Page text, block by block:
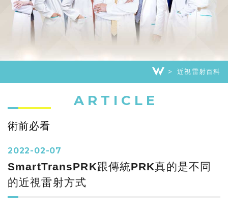
近視雷射百科
ARTICLE
術前必看
2022-02-07
SmartTransPRK跟傳統PRK真的是不同
的近視雷射方式